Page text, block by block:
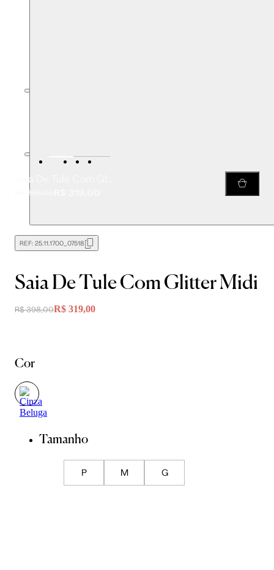
R$ 398,00
REF: 25.11.1700_07518
Saia De Tule Com Glitter Midi
R$ 398,00R$ 319,00
Cor
Tamanho
P M G